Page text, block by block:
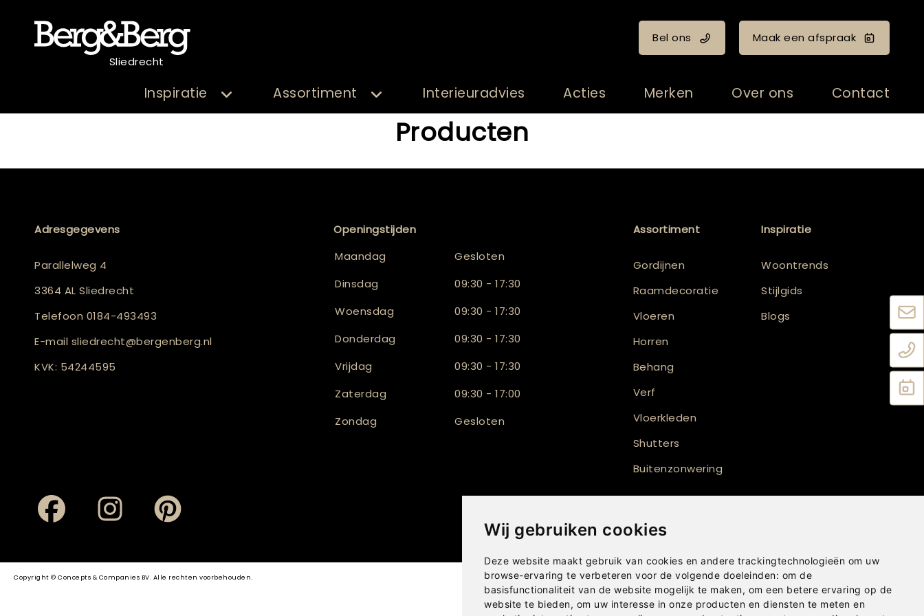
Wij gebruiken cookies
Deze website maakt gebruik van cookies en andere trackingtechnologieën om uw
browse-ervaring te verbeteren voor de volgende doeleinden: om de
basisfunctionaliteit van de website mogelijk te maken, om een betere ervaring op de
website te bieden, om uw interesse in onze producten en diensten te meten en
Sliedrecht
Bel ons Maak een afspraak
Inspiratie Assortiment Interieuradvies Acties Merken Over ons Contact
Producten
Adresgegevens
Parallelweg 4
3364 AL Sliedrecht
Telefoon 0184-493493
E-mail sliedrecht@bergenberg.nl
KVK: 54244595
Openingstijden
Maandag
Gesloten
Dinsdag
09:30 - 17:30
Woensdag
09:30 - 17:30
Donderdag
09:30 - 17:30
Vrijdag
09:30 - 17:30
Zaterdag
09:30 - 17:00
Zondag
Gesloten
Assortiment
Gordijnen
Raamdecoratie
Vloeren
Horren
Behang
Verf
Vloerkleden
Shutters
Buitenzonwering
Inspiratie
Woontrends
Stijlgids
Blogs
Copyright © Concepts & Companies BV. Alle rechten voorbehouden. Privacybeleid